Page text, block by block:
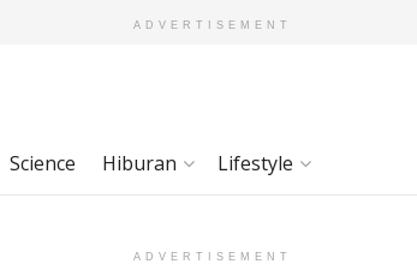
ADVERTISEMENT
Science Hiburan Lifestyle
ADVERTISEMENT